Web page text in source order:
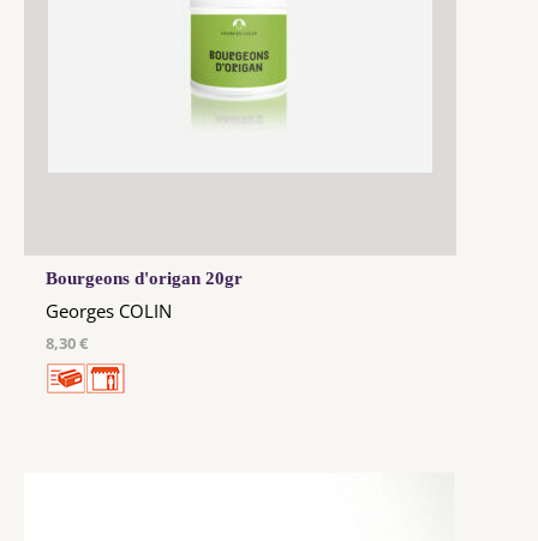
Bourgeons d'origan 20gr
Georges COLIN
8,30 €